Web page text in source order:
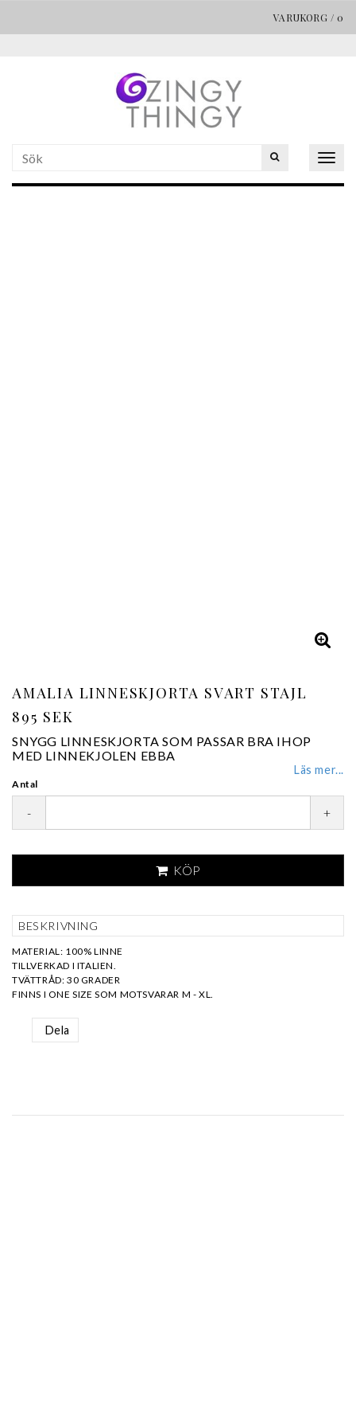
VARUKORG / 0
AMALIA LINNESKJORTA SVART STAJL
895 SEK
SNYGG LINNESKJORTA SOM PASSAR BRA IHOP
MED LINNEKJOLEN EBBA
Läs mer...
Antal
- +
KÖP
BESKRIVNING
MATERIAL: 100% LINNE
TILLVERKAD I ITALIEN.
TVÄTTRÅD: 30 GRADER
FINNS I ONE SIZE SOM MOTSVARAR M - XL.
Dela